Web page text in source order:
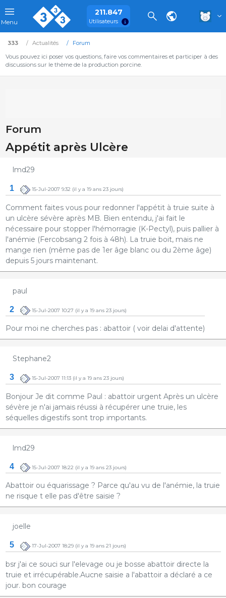
Menu
211.847
Utilisateurs
333 Actualités
Forum
Vous pouvez ici poser vos questions, faire vos commentaires et participer à des
discussions sur le thème de la production porcine.
Forum
Appétit après Ulcère
lmd29
1 15-Jul-2007 9:32 (il y a 19 ans 23 jours)
Comment faites vous pour redonner l'appétit à truie suite à
un ulcère sévère après MB. Bien entendu, j'ai fait le
nécessaire pour stopper l'hémorragie (K-Pectyl), puis pallier à
l'anémie (Fercobsang 2 fois à 48h). La truie boit, mais ne
mange rien (même pas de 1er âge blanc ou du 2ème âge)
depuis 5 jours maintenant.
paul
2 15-Jul-2007 10:27 (il y a 19 ans 23 jours)
Pour moi ne cherches pas : abattoir ( voir delai d'attente)
Stephane2
3 15-Jul-2007 11:13(il y a 19 ans 23 jours)
Bonjour Je dit comme Paul : abattoir urgent Après un ulcère
sévère je n'ai jamais réussi à récupérer une truie, les
séquelles digestifs sont trop importants.
lmd29
4 15-Jul-2007 18:22 (il y a 19 ans 23 jours)
Abattoir ou équarissage ? Parce qu'au vu de l'anémie, la truie
ne risque t elle pas d'être saisie ?
joelle
5 17-Jul-2007 18:29(il y a 19 ans 21 jours)
bsr j'ai ce souci sur l'elevage ou je bosse abattoir directe la
truie et irrécupérable.Aucne saisie a l'abattoir a déclaré a ce
jour. bon courage